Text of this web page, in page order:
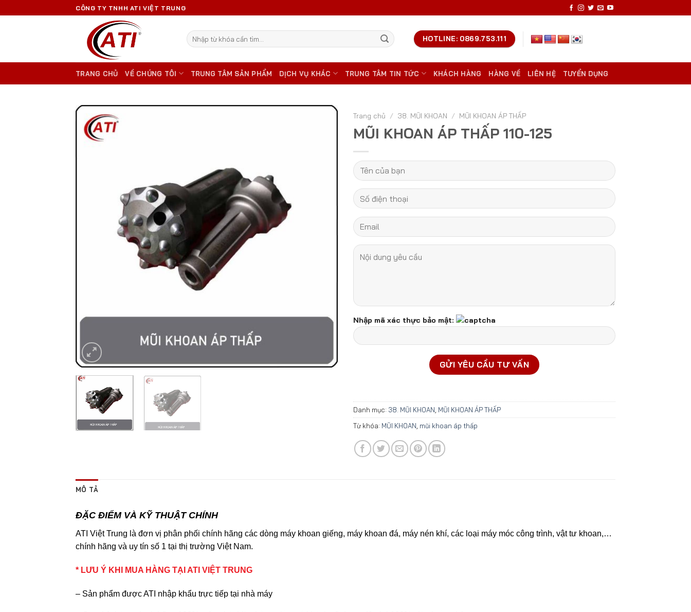
to
CÔNG TY TNHH ATI VIỆT TRUNG
Tìm
kiếm:
HOTLINE: 0869.753.111
TRANG CHỦ VỀ CHÚNG TÔI TRUNG TÂM SẢN PHẨM DỊCH VỤ KHÁC TRUNG TÂM TIN TỨC KHÁCH HÀNG HÀNG VỀ LIÊN HỆ TUYỂN DỤNG
Trang chủ / 38. MŨI KHOAN / MŨI KHOAN ÁP THẤP
MŨI KHOAN ÁP THẤP 110-125
Nhập mã xác thực bảo mật:
Danh mục: 38. MŨI KHOAN MŨI KHOAN ÁP THẤP
Từ khóa: MŨI KHOAN mũi khoan áp thấp
MÔ TẢ
ĐẶC ĐIỂM VÀ KỸ THUẬT CHÍNH
ATI Việt Trung là đơn vị phân phối chính hãng các dòng máy khoan giếng, máy khoan đá, máy nén khí, các loại máy móc công trình, vật tư khoan,…
chính hãng và uy tín số 1 tại thị trường Việt Nam.
* LƯU Ý KHI MUA HÀNG TẠI ATI VIỆT TRUNG
– Sản phẩm được ATI nhập khẩu trực tiếp tại nhà máy